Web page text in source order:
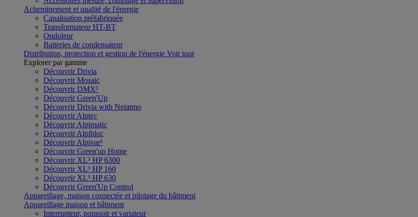
Acheminement et qualité de l'énergie
Canalisation préfabriquée
Transformateur HT-BT
Onduleur
Batteries de condensateur
Distribution, protection et gestion de l'énergie Voir tout
Explorer par gamme
Découvrir Drivia
Découvrir Mosaic
Découvrir DMX³
Découvrir Green'Up
Découvrir Drivia with Netatmo
Découvrir Alptec
Découvrir Alpimatic
Découvrir Alpibloc
Découvrir Alpivar³
Découvrir Green'up Home
Découvrir XL³ HP 6300
Découvrir XL³ HP 160
Découvrir XL³ HP 630
Découvrir Green'Up Control
Appareillage, maison connectée et pilotage du bâtiment
Appareillage maison et bâtiment
Interrupteur, poussoir et variateur